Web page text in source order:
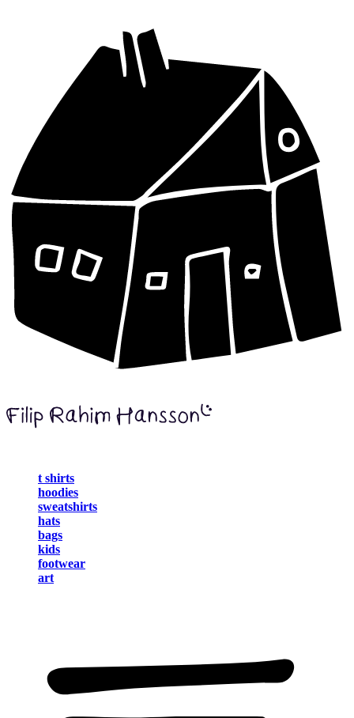
t shirts
hoodies
sweatshirts
hats
bags
kids
footwear
art